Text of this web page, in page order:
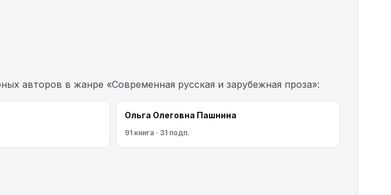
авторов в жанре «Современная русская и зарубежная проза»:
Ольга Олеговна Пашнина
91 книга · 31 подп.